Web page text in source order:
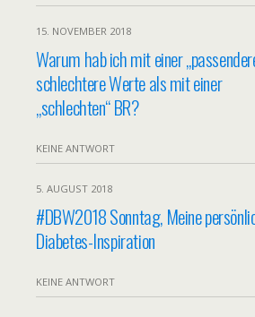
15. NOVEMBER 2018
Warum hab ich mit einer
schlechtere Werte als mit einer
„schlechten“ BR?
KEINE ANTWORT
5. AUGUST 2018
#DBW2018 Sonntag, Meine
Diabetes-Inspiration
KEINE ANTWORT